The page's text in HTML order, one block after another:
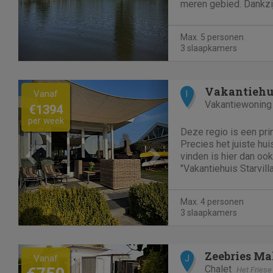
meren gebied.
een accommodatie...
Max. 5 personen
3 slaapkamers
Previous Next
Vanaf
€1394
per week
Vakantiewoning
Deze regio is een
Precies het juiste
vinden is hier dan
"Vakantiehuis
een topper aan het
Max. 4 personen
3 slaapkamers
Previous Next
Vanaf J Zeebries
Chalet Het